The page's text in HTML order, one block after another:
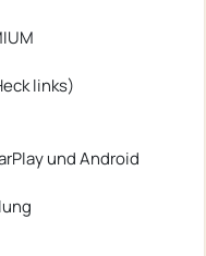
links)
und Android